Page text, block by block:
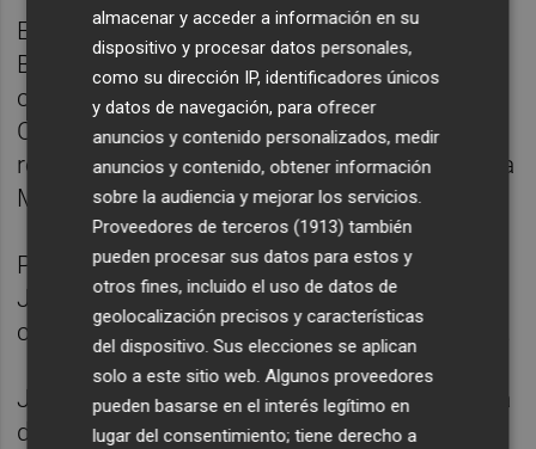
En cuanto a las selecciones africanas,
Branco Badio tiene por delante tres partidos
con Senegal, ante Ruanda, Gabón y
Camerún; mientras que Matt Costello
regresará con Costa de Marfil para medirse a
Madagascar y República Centroafriana.
Por su parte, en las ventanas americanas
Jean Montero tiene dos duelos como local
con Dominicana contra Canadá y Nicaragua.
Jones será el primer jugador en regresar a la
disciplina del club y a partir del lunes lo
almacenar y acceder a información en su
dispositivo y procesar datos personales,
como su dirección IP, identificadores únicos
y datos de navegación, para ofrecer
anuncios y contenido personalizados, medir
anuncios y contenido, obtener información
sobre la audiencia y mejorar los servicios.
Proveedores de terceros (1913) también
pueden procesar sus datos para estos y
otros fines, incluido el uso de datos de
geolocalización precisos y características
del dispositivo. Sus elecciones se aplican
solo a este sitio web. Algunos proveedores
pueden basarse en el interés legítimo en
lugar del consentimiento; tiene derecho a